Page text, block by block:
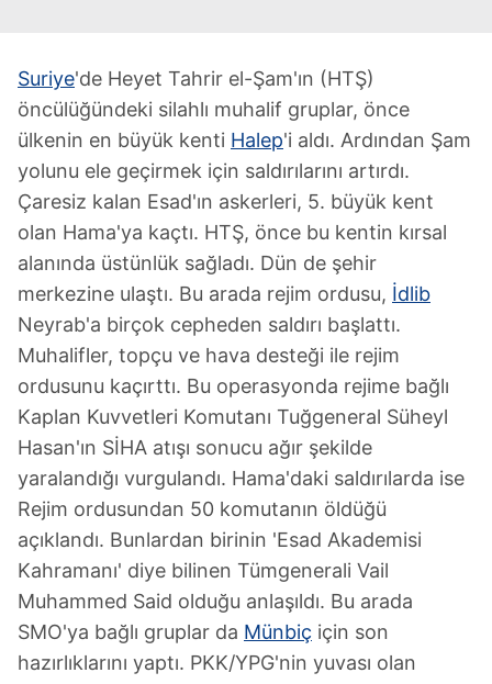
Suriye'de Heyet Tahrir el-Şam'ın (HTŞ)
öncülüğündeki silahlı muhalif gruplar, önce
ülkenin en büyük kenti Halep'i aldı. Ardından Şam
yolunu ele geçirmek için saldırılarını artırdı.
Çaresiz kalan Esad'ın askerleri, 5. büyük kent
olan Hama'ya kaçtı. HTŞ, önce bu kentin kırsal
alanında üstünlük sağladı. Dün de şehir
merkezine ulaştı. Bu arada rejim ordusu, İdlib
Neyrab'a birçok cepheden saldırı başlattı.
Muhalifler, topçu ve hava desteği ile rejim
ordusunu kaçırttı. Bu operasyonda rejime bağlı
Kaplan Kuvvetleri Komutanı Tuğgeneral Süheyl
Hasan'ın SİHA atışı sonucu ağır şekilde
yaralandığı vurgulandı. Hama'daki saldırılarda ise
Rejim ordusundan 50 komutanın öldüğü
açıklandı. Bunlardan birinin 'Esad Akademisi
Kahramanı' diye bilinen Tümgenerali Vail
Muhammed Said olduğu anlaşıldı. Bu arada
SMO'ya bağlı gruplar da Münbiç için son
hazırlıklarını yaptı. PKK/YPG'nin yuvası olan